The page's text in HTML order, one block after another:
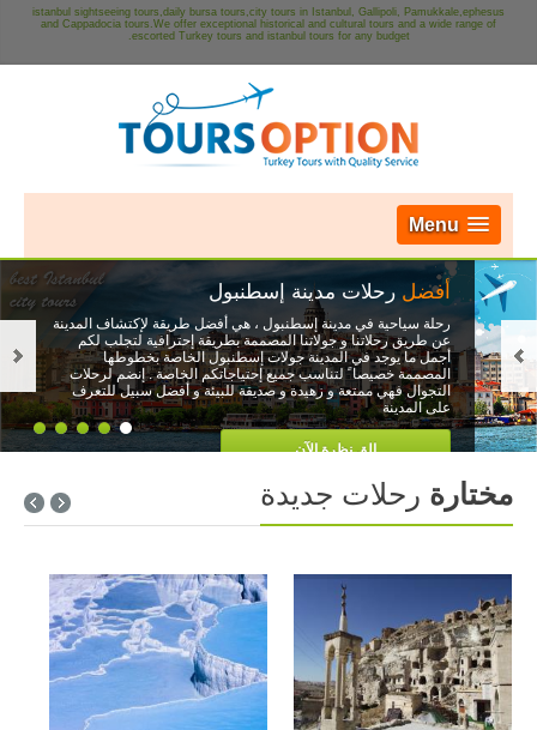
istanbul sightseeing tours,daily bursa tours,city tours in Istanbul, Gallipoli, Pamukkale,ephesus
and Cappadocia tours.We offer exceptional historical and cultural tours and a wide range of
escorted Turkey tours and istanbul tours for any budget.
Menu
أفضل رحلات مدينة إسطنبول
رحلة سياحية في مدينة إسطنبول ، هي أفضل طريقة لإكتشاف المدينة
عن طريق رحلاتنا و جولاتنا المصممة بطريقة إحترافية لتجلب لكم
أجمل ما يوجد في المدينة جولات إسطنبول الخاصة بخطوطها
المصممة خصيصا ً لتناسب جميع إحتياجاتكم الخاصة . إنضم لرحلات
التجوال فهي ممتعة و زهيدة و صديقة للبيئة و أفضل سبيل للتعرف
على المدينة
إلق نظرة الآن
مختارة رحلات جديدة